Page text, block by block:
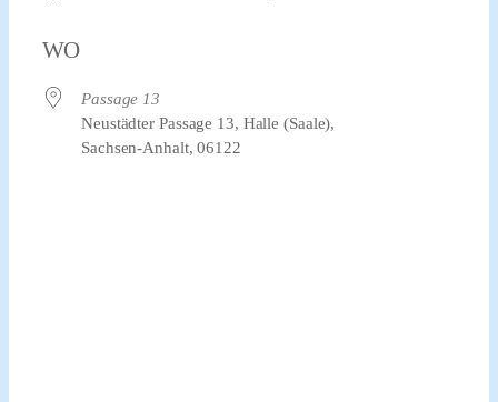
WO
Passage 13
Neustädter Passage 13, Halle (Saale),
Sachsen-Anhalt, 06122